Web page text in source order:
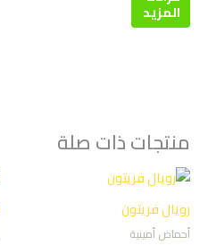
المزيد
منتجات ذات صلة
رويال فريتون
أحماض أمينية